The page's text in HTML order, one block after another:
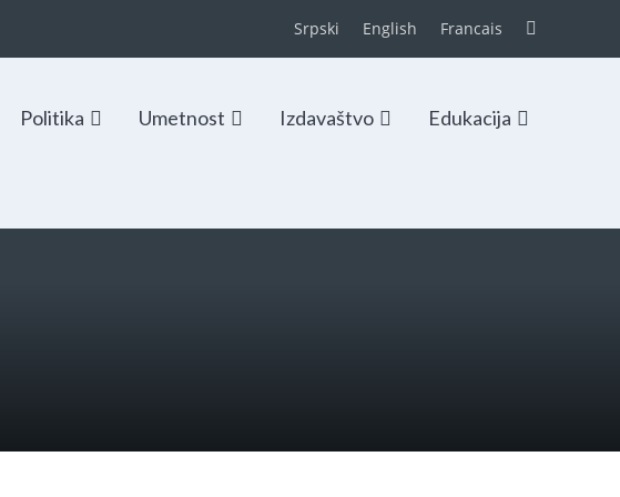
Srpski English Francais
Politika Umetnost Izdavaštvo Edukacija